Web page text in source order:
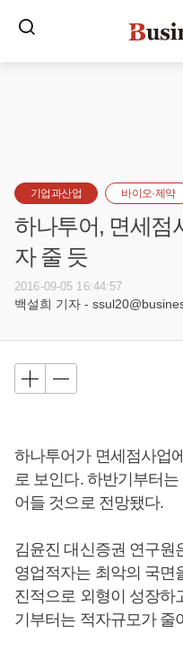
기업과산업 바이오·제약
하나투어, 면세점
자 줄 듯
2016-09-05 16:44:57
백설희 기자 -
하나투어가 면세점사업
로 보인다. 하반기부터
어들 것으로 전망됐다.
김윤진 대신증권 연구원
영업적자는 최악의 국면
진적으로 외형이 성장하
기부터는 적자규모가 줄